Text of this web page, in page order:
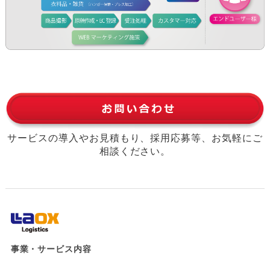
サービスの導入やお見積もり、採用応募等、お気軽にご
相談ください。
事業・サービス内容